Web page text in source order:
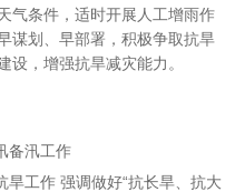
气条件，适时开展人工增雨作
谋划、早部署，积极争取抗旱
设，增强抗旱减灾能力。
备汛工作
旱工作 强调做好“抗长旱、抗大